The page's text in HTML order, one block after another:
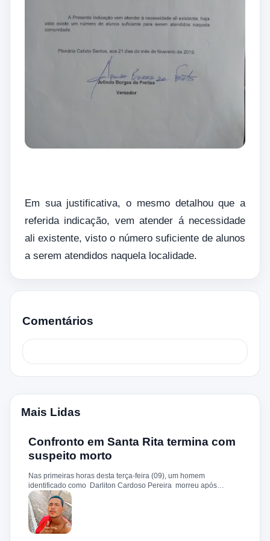
Em sua justificativa, o mesmo detalhou que a
referida indicação, vem atender á necessidade
ali existente, visto o número suficiente de alunos
a serem atendidos naquela localidade.
Comentários
Mais Lidas
Confronto em Santa Rita termina com
suspeito morto
Nas primeiras horas desta terça-feira (09), um homem
identificado como Darliton Cardoso Pereira morreu após
confronto com a Polícia Militar no povoado Timbotiba, zona rural
de Santa Rita. De acordo com a PM, os policiais estavam
cumprindo um mandado de prisão contra Darliton, apontado
como um dos suspeitos pela morte brutal de Leandro Sena ,
ocorrida em 25 de fevereiro de 2024. A vítima teria sido